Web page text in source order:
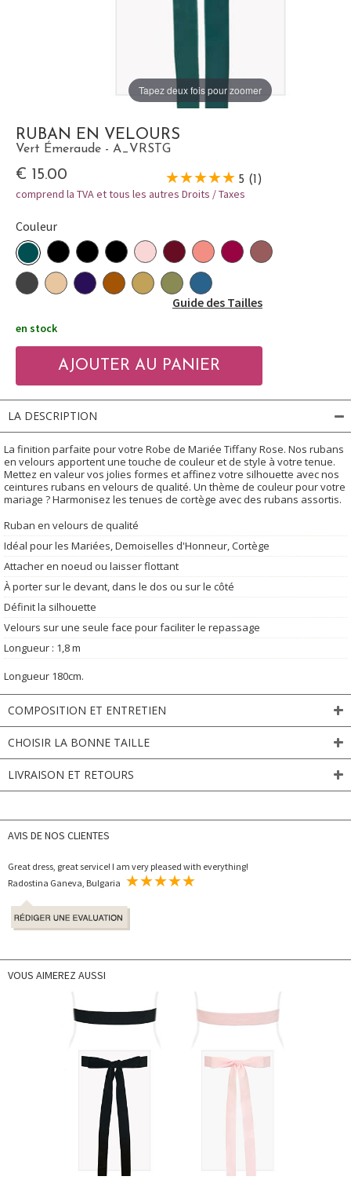
Tapez deux fois pour zoomer
RUBAN EN VELOURS
Vert Émeraude - A_VRSTG
€ 15.00 5 (1)
comprend la TVA et tous les autres Droits / Taxes
Couleur
Guide des Tailles
en stock
LA DESCRIPTION
La finition parfaite pour votre Robe de Mariée Tiffany Rose. Nos rubans
en velours apportent une touche de couleur et de style à votre tenue.
Mettez en valeur vos jolies formes et affinez votre silhouette avec nos
ceintures rubans en velours de qualité. Un thème de couleur pour votre
mariage ? Harmonisez les tenues de cortège avec des rubans assortis.
Ruban en velours de qualité
Idéal pour les Mariées, Demoiselles d'Honneur, Cortège
Attacher en noeud ou laisser flottant
À porter sur le devant, dans le dos ou sur le côté
Définit la silhouette
Velours sur une seule face pour faciliter le repassage
Longueur : 1,8 m
Longueur 180cm.
COMPOSITION ET ENTRETIEN
CHOISIR LA BONNE TAILLE
LIVRAISON ET RETOURS
AVIS DE NOS CLIENTES
Great dress, great service! I am very pleased with everything!
VOUS AIMEREZ AUSSI